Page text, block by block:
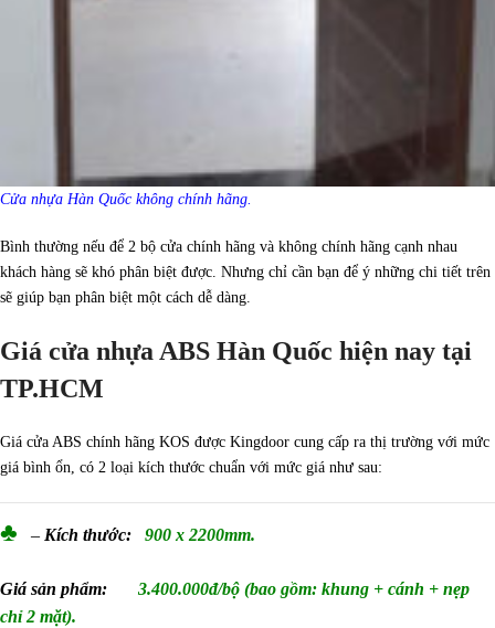
Cửa nhựa Hàn Quốc không chính hãng.
Bình thường nếu để 2 bộ cửa chính hãng và không chính hãng cạnh nhau
khách hàng sẽ khó phân biệt được. Nhưng chỉ cần bạn để ý những chi tiết trên
sẽ giúp bạn phân biệt một cách dễ dàng.
Giá cửa nhựa ABS Hàn Quốc hiện nay tại
TP.HCM
Giá cửa ABS chính hãng KOS được Kingdoor cung cấp ra thị trường với mức
giá bình ổn, có 2 loại kích thước chuẩn với mức giá như sau:
♣ – Kích thước: 900 x 2200mm.
Giá sản phẩm: 3.400.000đ/bộ (bao gồm: khung + cánh + nẹp
chỉ 2 mặt).